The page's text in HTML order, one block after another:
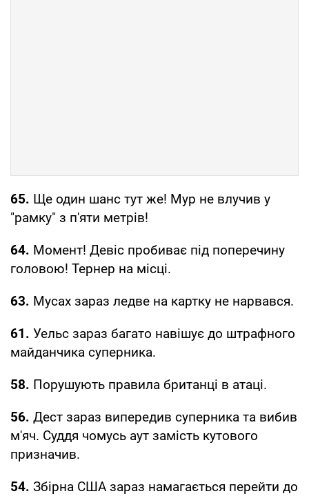
65. Ще один шанс тут же! Мур не влучив у
"рамку" з п'яти метрів!
64. Момент! Девіс пробиває під поперечину
головою! Тернер на місці.
63. Мусах зараз ледве на картку не нарвався.
61. Уельс зараз багато навішує до штрафного
майданчика суперника.
58. Порушують правила британці в атаці.
56. Дест зараз випередив суперника та вибив
м'яч. Суддя чомусь аут замість кутового
призначив.
54. Збірна США зараз намагається перейти до